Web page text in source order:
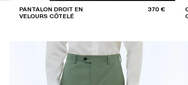
PANTALON DROIT EN
VELOURS CÔTELÉ
370 €